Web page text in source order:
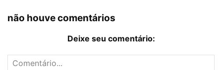
não houve comentários
Deixe seu comentário: